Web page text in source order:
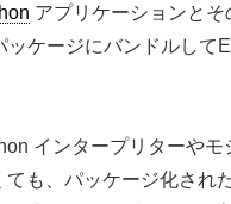
アプリケーションとそ
ッケージにバンドルして
インタープリターやモ
ても、パッケージ化され